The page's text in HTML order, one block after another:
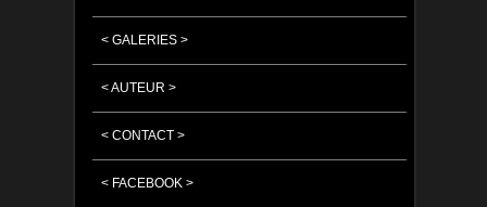
< GALERIES >
< AUTEUR >
< CONTACT >
< FACEBOOK >